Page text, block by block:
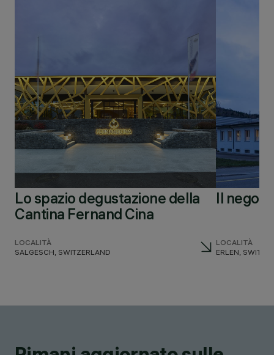
Lo spazio degustazione della
Cantina Fernand Cina
LOCALITÀ
SALGESCH, SWITZERLAND
Il
LOCALITÀ
ERLEN,